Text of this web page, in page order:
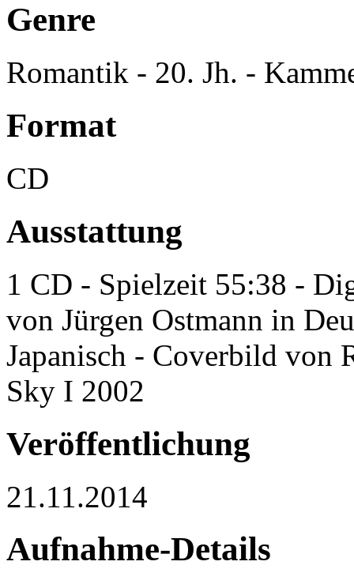
Genre
Romantik - 20. Jh. -
Format
CD
Ausstattung
1 CD - Spielzeit 55:38 -
von Jürgen Ostmann in
Japanisch - Coverbild von
Sky I 2002
Veröffentlichung
21.11.2014
Aufnahme-Details